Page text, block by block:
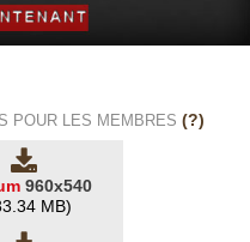
POUR LES MEMBRES (?)
960x540
MB)